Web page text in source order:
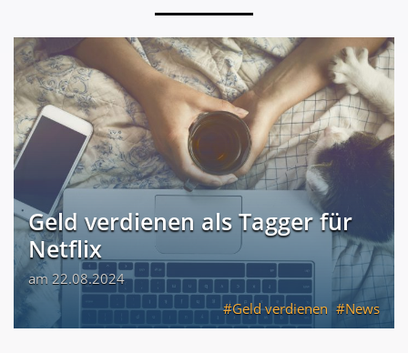
Geld verdienen als Tagger für
Netflix
am 22.08.2024
Geld verdienen
News